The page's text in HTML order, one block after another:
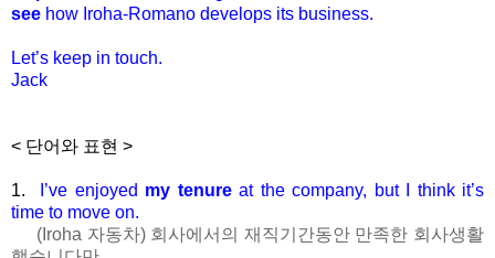
see how Iroha-Romano develops its business.
Let’s keep in touch.
Jack
< 단어와 표현 >
1. I’ve enjoyed my tenure at the company, but I think it’s
time to move on.
(Iroha 자동차) 회사에서의 재직기간동안 만족한 회사생활